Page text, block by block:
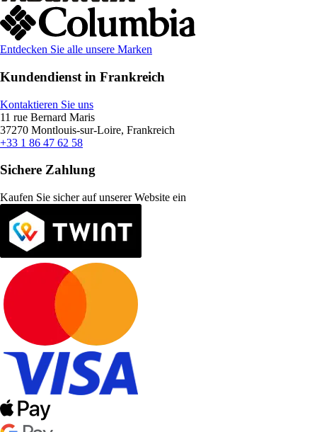
Entdecken Sie alle unsere Marken
Kundendienst in Frankreich
Kontaktieren Sie uns
11 rue Bernard Maris
37270 Montlouis-sur-Loire, Frankreich
+33 1 86 47 62 58
Sichere Zahlung
Kaufen Sie sicher auf unserer Website ein